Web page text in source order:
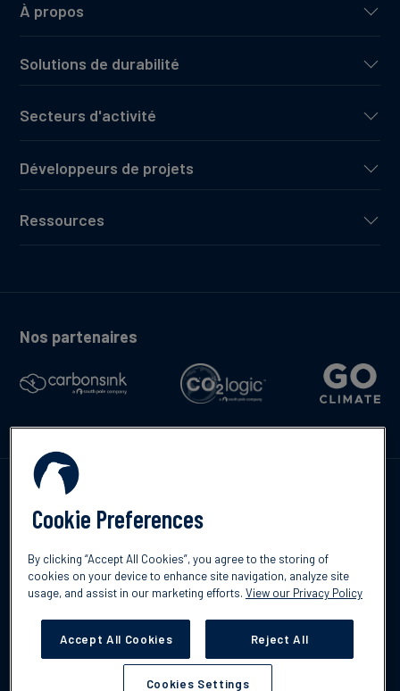
English
À propos
Solutions de durabilité
Secteurs d'activité
Développeurs de projets
Ressources
Nos partenaires
responsabilité
Cookie Preferences
By clicking “Accept All Cookies”, you agree to the storing of
cookies on your device to enhance site navigation, analyze site
usage, and assist in our marketing efforts. View our Privacy Policy
Accept All Cookies Reject All
Cookies Settings